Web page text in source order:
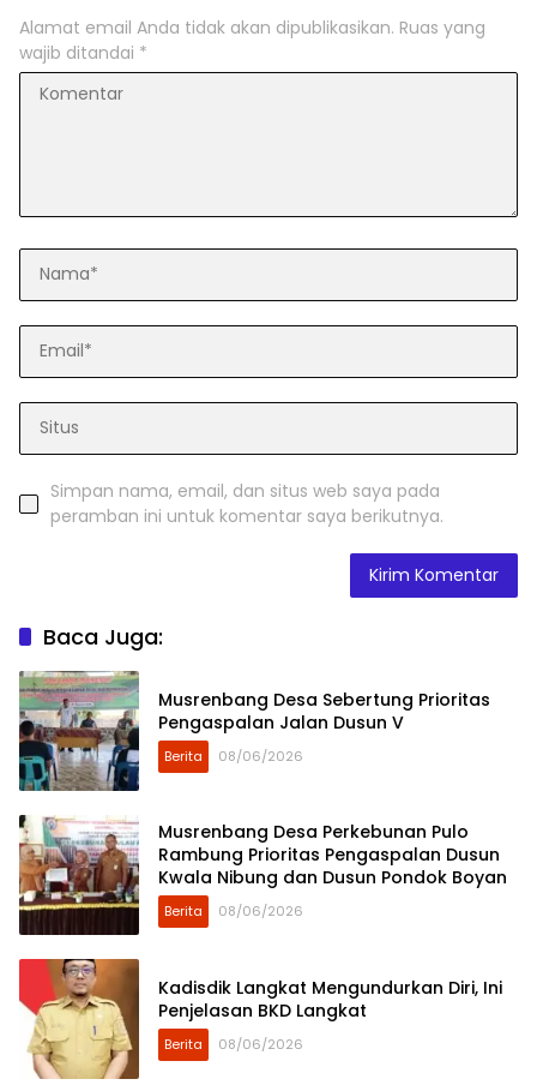
Alamat email Anda tidak akan dipublikasikan. Ruas yang
wajib ditandai *
Simpan nama, email, dan situs web saya pada
peramban ini untuk komentar saya berikutnya.
Baca Juga:
Musrenbang Desa Sebertung Prioritas
Pengaspalan Jalan Dusun V
Berita 08/06/2026
Musrenbang Desa Perkebunan Pulo
Rambung Prioritas Pengaspalan Dusun
Kwala Nibung dan Dusun Pondok Boyan
Berita 08/06/2026
Kadisdik Langkat Mengundurkan Diri, Ini
Penjelasan BKD Langkat
Berita 08/06/2026